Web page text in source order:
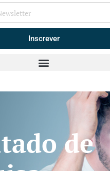
Inscrever
de